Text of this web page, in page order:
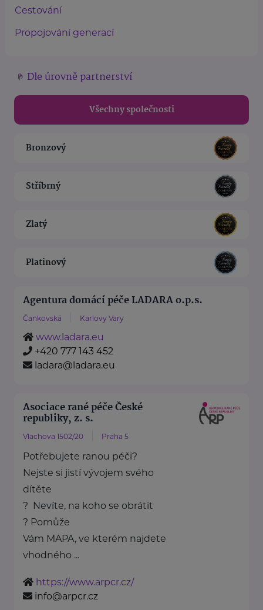
Cestování
Propojování generací
Dle úrovně partnerství
Všechny společnosti
Bronzový
Stříbrný
Zlatý
Platinový
Agentura domácí péče LADARA o.p.s.
Čankovská Karlovy Vary
www.ladara.eu
+420 777 143 452
ladara@ladara.eu
Asociace rané péče České
republiky, z. s.
Vlachova 1502/20 Praha 5
Potřebujete ranou péči?
Nejste si jistí vývojem svého
dítěte
? Nevíte, na koho se obrátit
? Pomůže
Vám MAPA, ve kterém najdete
vhodného ...
https://www.arpcr.cz/
info@arpcr.cz